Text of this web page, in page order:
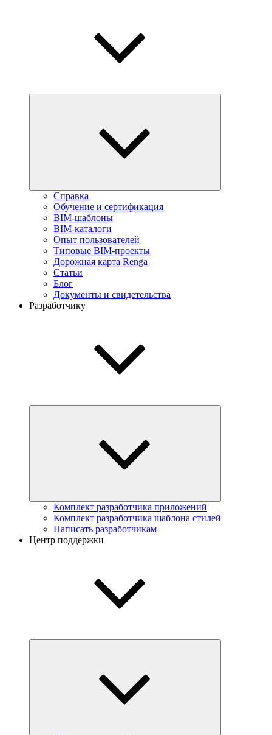
Справка
Обучение и сертификация
BIM-шаблоны
BIM-каталоги
Опыт пользователей
Типовые BIM-проекты
Дорожная карта Renga
Статьи
Блог
Документы и свидетельства
Разработчику
Комплект разработчика приложений
Комплект разработчика шаблона стилей
Написать разработчикам
Центр поддержки